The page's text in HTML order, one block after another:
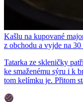
Kašlu na kupované
z obchodu a vyjde na
Tatarka ze skleničky
ke smaženému sýru i k
tom kelímku je. Přitom